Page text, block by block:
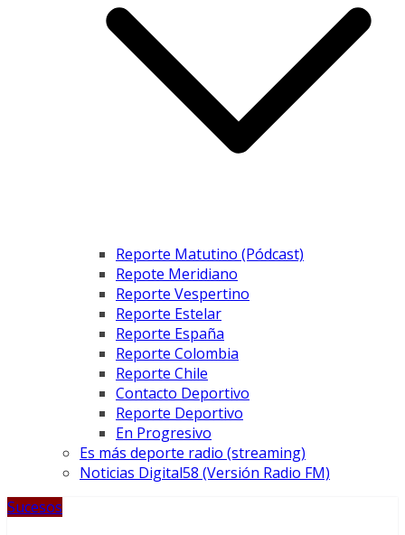
Reporte Matutino (Pódcast)
Repote Meridiano
Reporte Vespertino
Reporte Estelar
Reporte España
Reporte Colombia
Reporte Chile
Contacto Deportivo
Reporte Deportivo
En Progresivo
Es más deporte radio (streaming)
Noticias Digital58 (Versión Radio FM)
Sucesos